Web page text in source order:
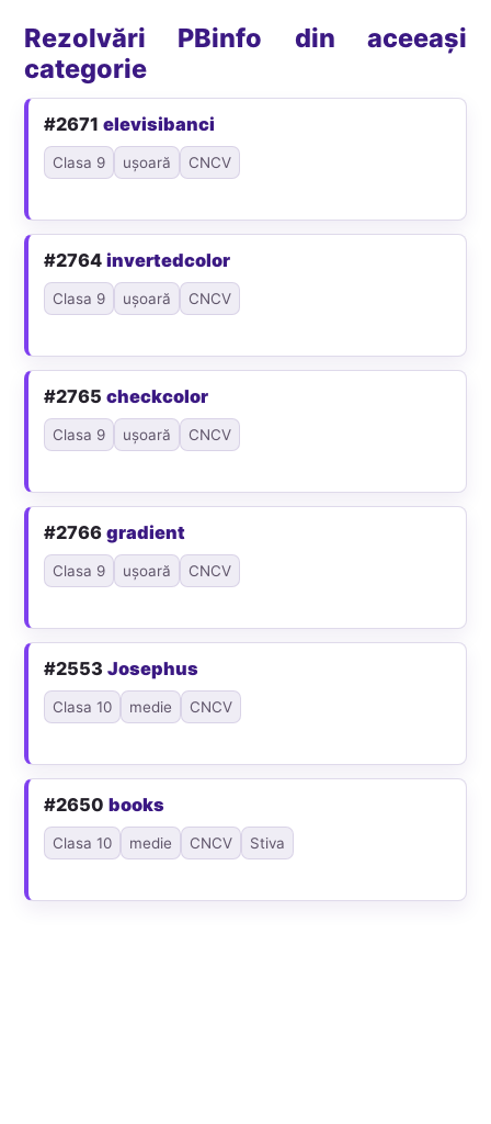
Rezolvări PBinfo din aceeași
categorie
#2671elevisibanci
Clasa 9 ușoară CNCV
#2764invertedcolor
Clasa 9 ușoară CNCV
#2765checkcolor
Clasa 9 ușoară CNCV
#2766gradient
Clasa 9 ușoară CNCV
#2553Josephus
Clasa 10 medie CNCV
#2650books
Clasa 10 medie CNCV Stiva